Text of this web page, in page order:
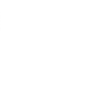
(RTF)
(PDF)